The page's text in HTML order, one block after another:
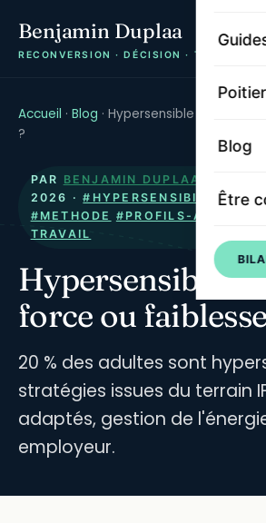
Benjamin Duplaa
RECONVERSION · DÉCISION ·
Blog
Être
Accueil · Blog · Hypersensible au travail
?
PAR BENJAMIN DUPLAA
2026 ·#HYPERSENSIBILITE
#METHODE #PROFILS-
TRAVAIL
Hypersensible
force ou
20 % des adultes sont
stratégies issues du terrain
adaptés, gestion de
employeur.